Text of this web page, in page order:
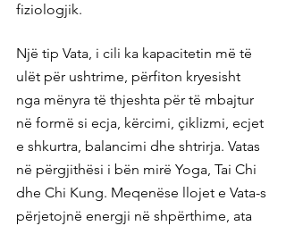
fiziologjik.
Një tip Vata, i cili ka kapacitetin më të
ulët për ushtrime, përfiton kryesisht
nga mënyra të thjeshta për të mbajtur
në formë si ecja, kërcimi, çiklizmi, ecjet
e shkurtra, balancimi dhe shtrirja. Vatas
në përgjithësi i bën mirë Yoga, Tai Chi
dhe Chi Kung. Meqenëse llojet e Vata-s
përjetojnë energji në shpërthime, ata